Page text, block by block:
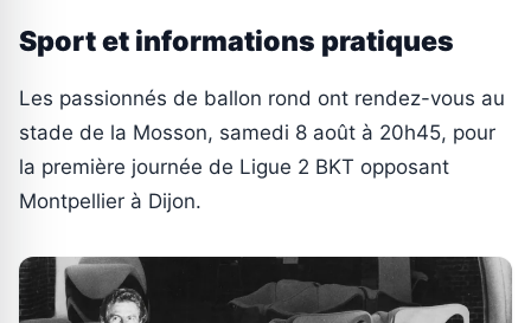
Sport et informations pratiques
Les passionnés de ballon rond ont rendez-vous au
stade de la Mosson, samedi 8 août à 20h45, pour
la première journée de Ligue 2 BKT opposant
Montpellier à Dijon.